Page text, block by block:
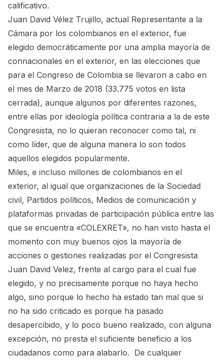
calificativo.
Juan David Vélez Trujillo, actual Representante a la
Cámara por los colombianos en el exterior, fue
elegido democráticamente por una amplia mayoría de
connacionales en el exterior, en las elecciones que
para el Congreso de Colombia se llevaron a cabo en
el mes de Marzo de 2018 (33.775 votos en lista
cerrada), aunque algunos por diferentes razones,
entre ellas por ideología política contraria a la de este
Congresista, no lo quieran reconocer como tal, ni
como líder, que de alguna manera lo son todos
aquellos elegidos popularmente.
Miles, e incluso millones de colombianos en el
exterior, al igual que organizaciones de la Sociedad
civil, Partidos políticos, Medios de comunicación y
plataformas privadas de participación pública entre las
que se encuentra «COLEXRET», no han visto hasta el
momento con muy buenos ojos la mayoría de
acciones o gestiones realizadas por el Congresista
Juan David Velez, frente al cargo para el cual fue
elegido, y no precisamente porque no haya hecho
algo, sino porque lo hecho ha estado tan mal que si
no ha sido criticado es porque ha pasado
desapercibido, y lo poco bueno realizado, con alguna
excepción, no presta el suficiente beneficio a los
ciudadanos como para alabarlo. De cualquier